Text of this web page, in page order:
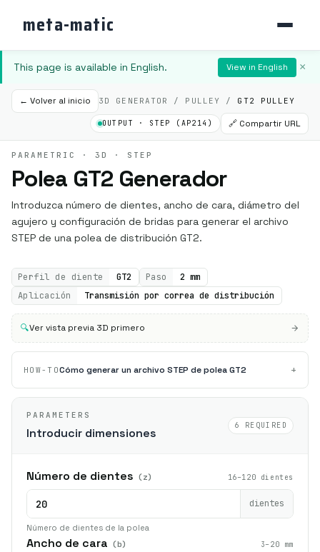
meta-matic
This page is available in English. View in English ×
← Volver al inicio 3D GENERATOR / PULLEY / GT2 PULLEY
OUTPUT · STEP (AP214) 🔗 Compartir URL
PARAMETRIC · 3D · STEP
Polea GT2 Generador
Introduzca número de dientes, ancho de cara, diámetro del
agujero y configuración de bridas para generar el archivo
STEP de una polea de distribución GT2.
Perfil de diente GT2 Paso
2 mm
Aplicación
Transmisión por correa de distribución
🔍Ver vista previa 3D primero
HOW-TOCómo generar un archivo STEP de polea GT2 +
PARAMETERS
Introducir dimensiones
6 REQUIRED
Número de dientes (z) 16–120 dientes
dientes
Número de dientes de la polea
Ancho de cara (b) 3–20 mm